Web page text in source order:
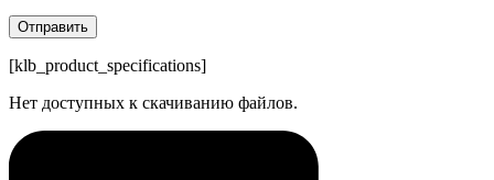
[klb_product_specifications]
Нет доступных к скачиванию файлов.